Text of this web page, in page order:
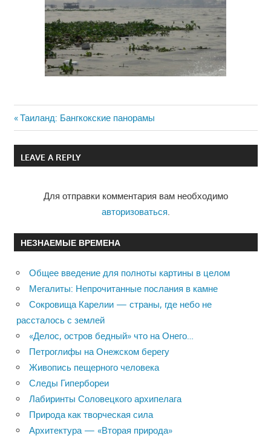
Навигация
по
Previous
Post:
Таиланд: Бангкокские панорамы
LEAVE A REPLY
Для отправки комментария вам необходимо
авторизоваться
НЕЗНАЕМЫЕ ВРЕМЕНА
Общее введение для полноты картины в целом
Мегалиты: Непрочитанные послания в камне
Сокровища Карелии — страны, где небо не
рассталось с землей
«Делос, остров бедный» что на Онего…
Петроглифы на Онежском берегу
Живопись пещерного человека
Следы Гипербореи
Лабиринты Соловецкого архипелага
Природа как творческая сила
Архитектура — «Вторая природа»